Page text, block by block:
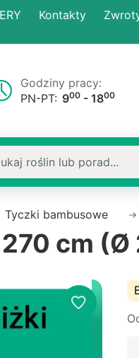
Kontakty
Godziny pracy:
PN-PT: 900 - 1800
Tyczki bambusowe
cm (Ø